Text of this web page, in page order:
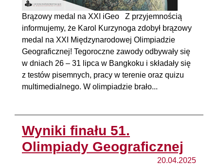
Brązowy medal na XXI iGeo Z przyjemnością
informujemy, że Karol Kurzynoga zdobył brązowy
medal na XXI Międzynarodowej Olimpiadzie
Geograficznej! Tegoroczne zawody odbywały się
w dniach 26 – 31 lipca w Bangkoku i składały się
z testów pisemnych, pracy w terenie oraz quizu
multimedialnego. W olimpiadzie brało...
Wyniki finału 51.
Olimpiady Geograficznej
20.04.2025